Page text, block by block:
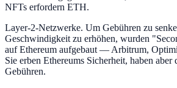
NFTs erfordern ETH.
Layer-2-Netzwerke. Um Gebühren zu
Geschwindigkeit zu erhöhen, wurden
auf Ethereum aufgebaut — Arbitrum,
Sie erben Ethereums Sicherheit, haben
Gebühren.